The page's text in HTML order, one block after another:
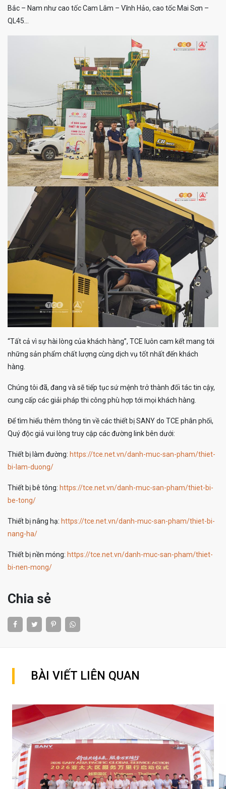
Bắc – Nam như cao tốc Cam Lâm – Vĩnh Hảo, cao tốc Mai Sơn –
QL45…
“Tất cả vì sự hài lòng của khách hàng”, TCE luôn cam kết mang tới
những sản phẩm chất lượng cùng dịch vụ tốt nhất đến khách
hàng.
Chúng tôi đã, đang và sẽ tiếp tục sứ mệnh trở thành đối tác tin cậy,
cung cấp các giải pháp thi công phù hợp tới mọi khách hàng.
Để tìm hiểu thêm thông tin về các thiết bị SANY do TCE phân phối,
Quý độc giả vui lòng truy cập các đường link bên dưới:
Thiết bị làm đường: https://tce.net.vn/danh-muc-san-pham/thiet-
bi-lam-duong/
Thiết bị bê tông: https://tce.net.vn/danh-muc-san-pham/thiet-bi-
be-tong/
Thiết bị nâng hạ: https://tce.net.vn/danh-muc-san-pham/thiet-bi-
nang-ha/
Thiết bị nền móng: https://tce.net.vn/danh-muc-san-pham/thiet-
bi-nen-mong/
Chia sẻ
BÀI VIẾT LIÊN QUAN